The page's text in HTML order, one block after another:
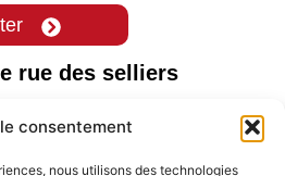
consentement
nous utilisons des technologies
rue des selliers
2243 Abidjan 06